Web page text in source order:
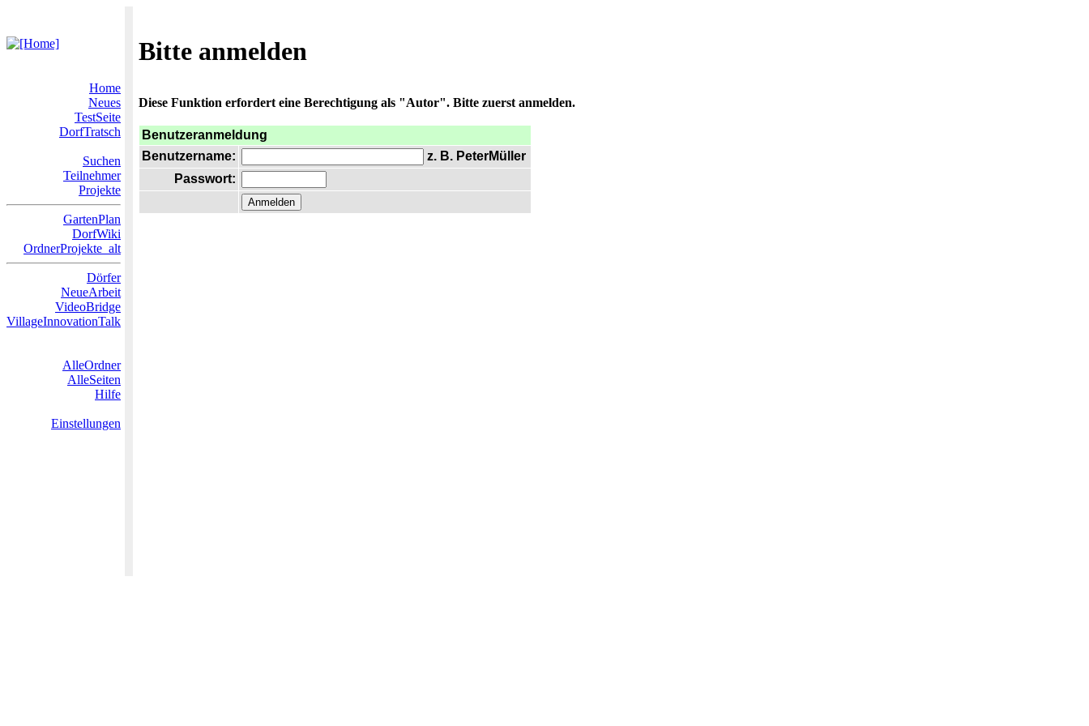
Bitte anmelden
Home
Neues
TestSeite
DorfTratsch
Suchen
Teilnehmer
Projekte
GartenPlan
DorfWiki
OrdnerProjekte_alt
Dörfer
NeueArbeit
VideoBridge
VillageInnovationTalk
AlleOrdner
AlleSeiten
Hilfe
Einstellungen
Diese Funktion erfordert eine Berechtigung als "Autor". Bitte zuerst anmelden.
Benutzeranmeldung
Benutzername:
z. B. PeterMüller
Passwort: